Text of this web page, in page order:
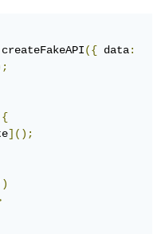
createFakeAPI({ data:
{
]();
)